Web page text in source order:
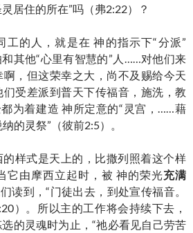
居住的所在”吗（弗2:22）？
工的人，就是在 神的指示下“分派”
和其他“心里有智慧的”人……对他们来
，但这荣幸之大，尚不及赐给今天
们受差派到普天下传福音，施洗，教
为着建造 神所定意的“灵宫，……藉
的灵祭”（彼前2:5）。
样式是天上的，比撒列照着这个样
它由摩西立起时，被 神的荣光充满
读到，“门徒出去，到处宣传福音。
）。所以主的工作将会持续下去，
的灵魂时为止，“祂必看见自己劳苦